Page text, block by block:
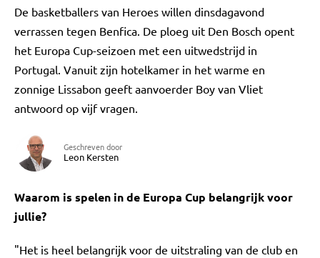
De basketballers van Heroes willen dinsdagavond
verrassen tegen Benfica. De ploeg uit Den Bosch opent
het Europa Cup-seizoen met een uitwedstrijd in
Portugal. Vanuit zijn hotelkamer in het warme en
zonnige Lissabon geeft aanvoerder Boy van Vliet
antwoord op vijf vragen.
Geschreven door
Leon Kersten
Waarom is spelen in de Europa Cup belangrijk voor
jullie?
"Het is heel belangrijk voor de uitstraling van de club en